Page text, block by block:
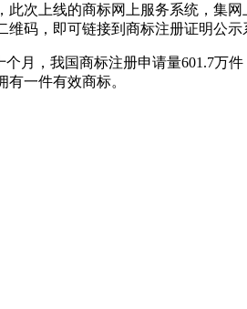
次上线的商标网上服务系统，集
码，即可链接到商标注册证明公示
月，我国商标注册申请量601.7万
一件有效商标。